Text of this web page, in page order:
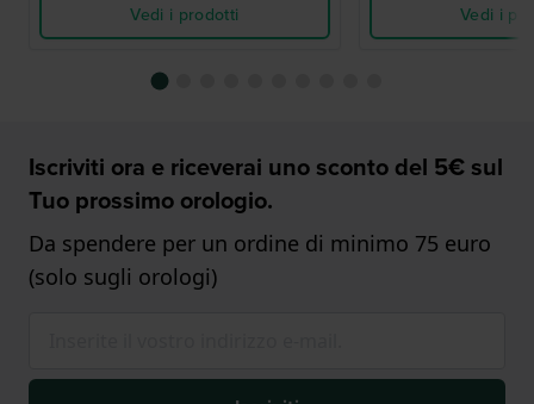
Vedi i prodotti
Vedi i
Iscriviti ora e riceverai uno sconto del 5€ sul
Tuo prossimo orologio.
Da spendere per un ordine di minimo 75 euro
(solo sugli orologi)